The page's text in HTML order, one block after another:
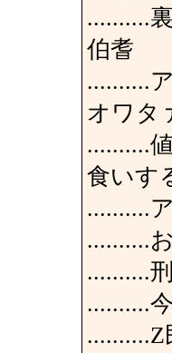
..........
伯耆
..........
オワタ
..........
食いす
..........
..........
..........
..........